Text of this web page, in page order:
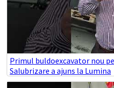
Primul buldoexcavator nou
Salubrizare a ajuns la Lumina